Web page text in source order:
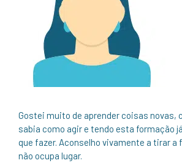
Gostei muito de aprender coisas novas,
sabia como agir e tendo esta formação
que fazer. Aconselho vivamente a tirar a
não ocupa lugar.